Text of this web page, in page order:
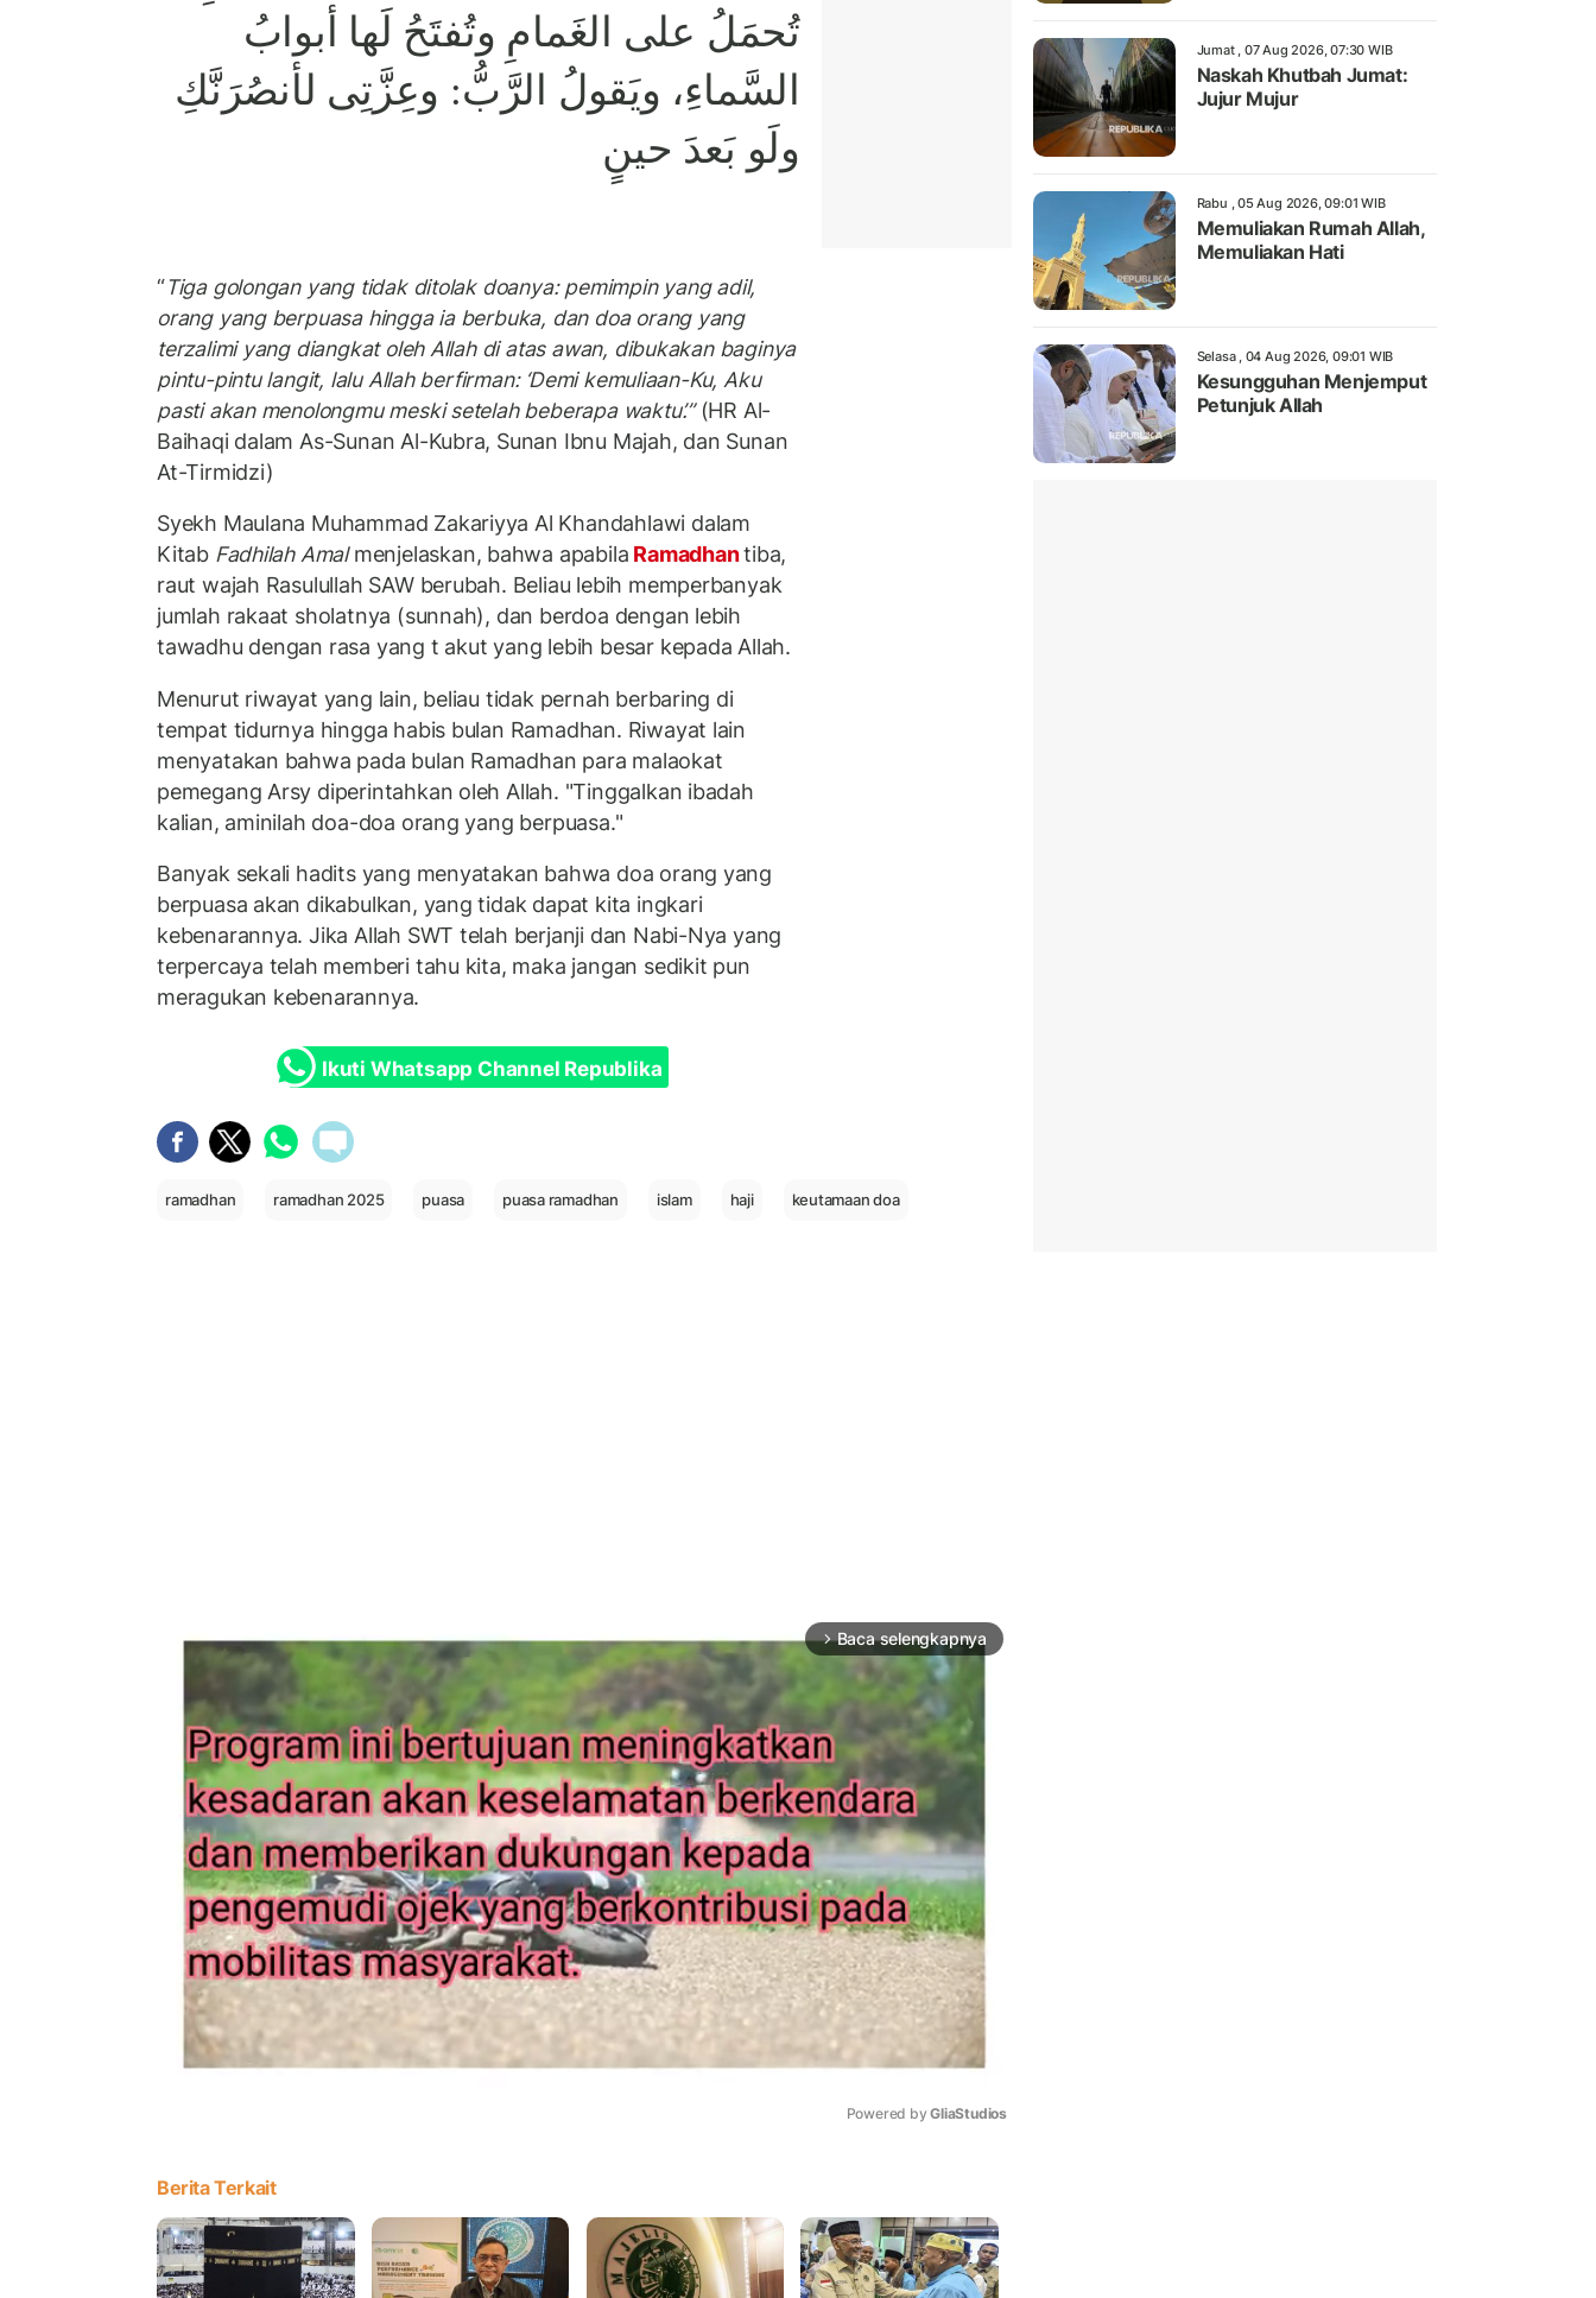
تُحمَلُ على الغَمامِ وتُفتَحُ لَها أبوابُ
السَّماءِ، ويَقولُ الرَّبُّ: وعِزَّتِى لأنصُرَنَّكِ
ولَو بَعدَ حينٍ
“Tiga golongan yang tidak ditolak doanya: pemimpin yang adil,
orang yang berpuasa hingga ia berbuka, dan doa orang yang
terzalimi yang diangkat oleh Allah di atas awan, dibukakan baginya
pintu-pintu langit, lalu Allah berfirman: ‘Demi kemuliaan-Ku, Aku
pasti akan menolongmu meski setelah beberapa waktu’.”(HR Al-
Baihaqi dalam As-Sunan Al-Kubra, Sunan Ibnu Majah, dan Sunan
At-Tirmidzi)
Syekh Maulana Muhammad Zakariyya Al Khandahlawi dalam
Kitab Fadhilah Amalmenjelaskan, bahwa apabila Ramadhantiba,
raut wajah Rasulullah SAW berubah. Beliau lebih memperbanyak
jumlah rakaat sholatnya (sunnah), dan berdoa dengan lebih
tawadhu dengan rasa yang t akut yang lebih besar kepada Allah.
Menurut riwayat yang lain, beliau tidak pernah berbaring di
tempat tidurnya hingga habis bulan Ramadhan. Riwayat lain
menyatakan bahwa pada bulan Ramadhan para malaokat
pemegang Arsy diperintahkan oleh Allah. "Tinggalkan ibadah
kalian, aminilah doa-doa orang yang berpuasa."
Banyak sekali hadits yang menyatakan bahwa doa orang yang
berpuasa akan dikabulkan, yang tidak dapat kita ingkari
kebenarannya. Jika Allah SWT telah berjanji dan Nabi-Nya yang
terpercaya telah memberi tahu kita, maka jangan sedikit pun
meragukan kebenarannya.
Ikuti Whatsapp Channel Republika
ramadhan ramadhan 2025 puasa puasa ramadhan islam haji keutamaan doa
arrow_forward_ios Baca selengkapnya
Powered by GliaStudios
Berita Terkait
Jumat , 07 Aug 2026, 07:30 WIB
Naskah Khutbah Jumat:
Jujur Mujur
Rabu , 05 Aug 2026, 09:01 WIB
Memuliakan Rumah Allah,
Memuliakan Hati
Selasa , 04 Aug 2026, 09:01 WIB
Kesungguhan Menjemput
Petunjuk Allah